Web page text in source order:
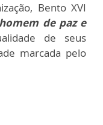
Bento XVI
de paz e
de seus
marcada pelo